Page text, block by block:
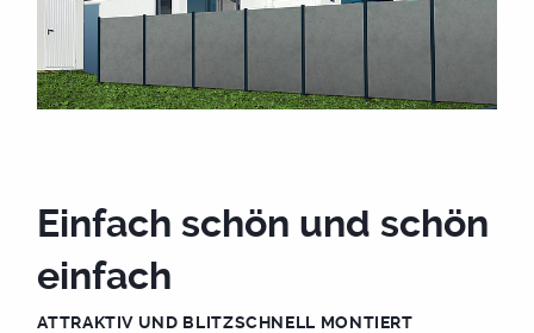
Einfach schön und schön
einfach
ATTRAKTIV UND BLITZSCHNELL MONTIERT